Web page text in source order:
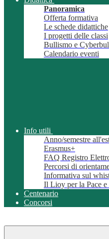
Panoramica
Offerta formativa
Le schede didattiche
I progetti delle classi
Bullismo e
Calendario eventi
Info utili
Anno/semestre
Erasmus+
FAQ Registro
Percorsi di
Informativa sul
Il Lioy per la Pace
Centenario
Concorsi